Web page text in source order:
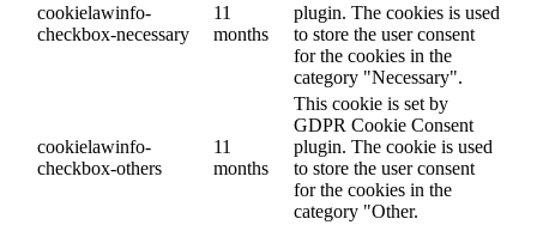
cookielawinfo-
checkbox-necessary
11
months
plugin. The cookies is used
to store the user consent
for the cookies in the
category "Necessary".
cookielawinfo-
checkbox-others
11
months
This cookie is set by
GDPR Cookie Consent
plugin. The cookie is used
to store the user consent
for the cookies in the
category "Other.